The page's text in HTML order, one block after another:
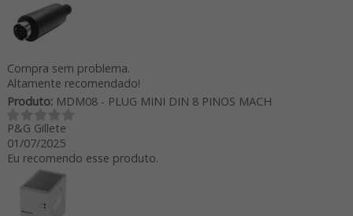
Compra sem problema.
Altamente recomendado!
Produto:MDM08 - PLUG MINI DIN 8 PINOS MACH
P&G Gillete
01/07/2025
Eu recomendo esse produto.